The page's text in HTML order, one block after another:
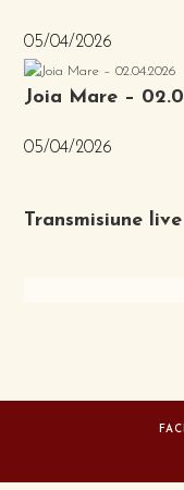
05/04/2026
Joia Mare –
05/04/2026
Transmisiune live